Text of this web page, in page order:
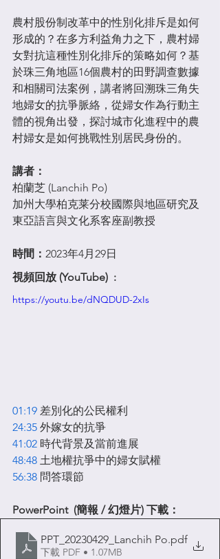
農村股份制改革中的性別化排斥是如何
形成的？在多方利益角力之下，農村婦
女對抗這種性別化排斥的策略如何？基
於珠三角地區16個農村的田野調查數據
和相關司法案例，講者將回溯珠三角失
地婦女的抗爭脈絡，從婦女作為行動主
體的視角出發，探討城市化進程中的農
村婦女是如何挑戰性別居民身份的。
講者：
柏蘭芝 (Lanchih Po)
加州大學柏克莱分校國際與地區研究及
東亞語言與文化系客座副教授
時間： 2023年4月29日
視頻回放 (YouTube)  :
https://youtu.be/dNQDUD-2xIs
01:19 差別化的公民權利
24:35 外嫁女的抗爭
41:02 時代背景及當前進展
48:48 土地權抗爭中的婦女賦權
56:38 問答環節
PowerPoint  (簡報 / 幻燈片) 下載：
PPT_20230429_Lanchih Po.pdf
下載 PDF • 1.07MB